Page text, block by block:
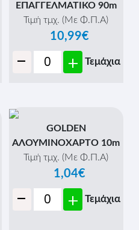
ΕΠΑΓΓΕΛΜΑΤΙΚΟ 90m
Τιμή τμχ. (Με Φ.Π.Α)
10,99€
- + Τεμάχια
GOLDEN
ΑΛΟΥΜΙΝΟΧΑΡΤΟ 10m
Τιμή τμχ. (Με Φ.Π.Α)
1,04€
- + Τεμάχια